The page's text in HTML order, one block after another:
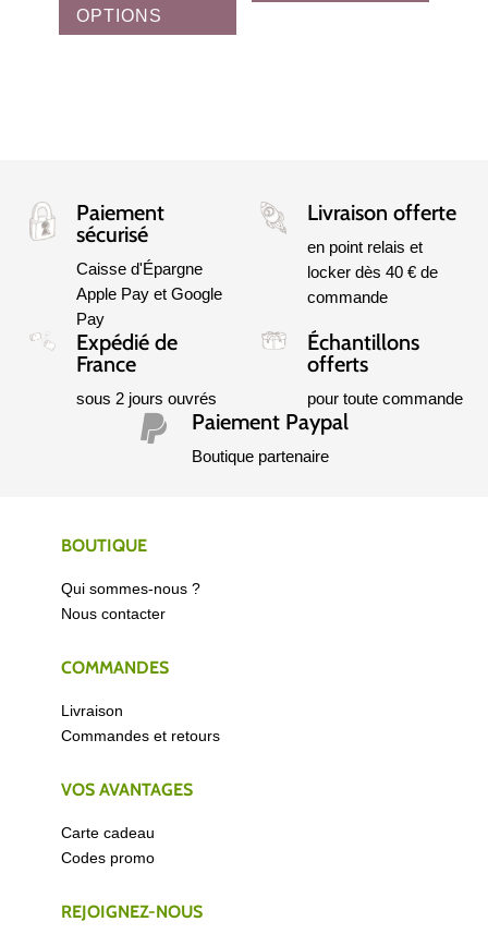
OPTIONS
choisies
sur
page
Paiement
sécurisé
Caisse d'Épargne
Apple Pay et Google
Pay
Livraison offerte
en point relais et
locker dès 40 € de
commande
Expédié de
France
sous 2 jours ouvrés
Échantillons
offerts
pour toute commande
 Paiement Paypal
Boutique partenaire
BOUTIQUE
Qui sommes-nous ?
Nous contacter
COMMANDES
Livraison
Commandes et retours
VOS AVANTAGES
Carte cadeau
Codes promo
REJOIGNEZ-NOUS